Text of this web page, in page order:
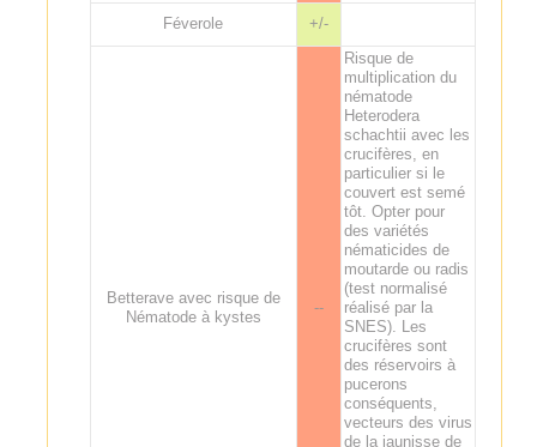
Féverole
+/-
Betterave avec risque de
Nématode à kystes
--
Risque de
multiplication du
nématode
Heterodera
schachtii avec les
crucifères, en
particulier si le
couvert est semé
tôt. Opter pour
des variétés
nématicides de
moutarde ou radis
(test normalisé
réalisé par la
SNES). Les
crucifères sont
des réservoirs à
pucerons
conséquents,
vecteurs des virus
de la jaunisse de